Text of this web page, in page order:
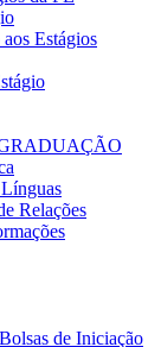
Estágios
Relações
de Iniciação